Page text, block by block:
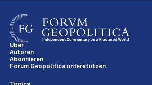
Über
Autoren
Abonnieren
Forum Geopolitica unterstützen